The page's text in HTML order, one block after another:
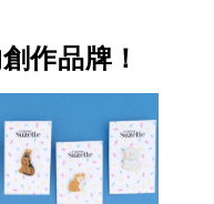
作品牌！